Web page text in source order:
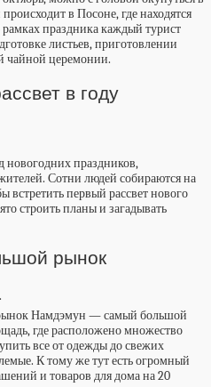
в Посоне, где находятся
праздника каждый турист
листьев, приготовлении
чайной церемонии.
в году
праздников,
Сотни людей собираются на
первый рассвет нового
строить планы и загадывать
рынок
Намдэмун — самый большой
где расположено множество
все от одежды до свежих
К тому же тут есть огромный
и товаров для дома на 20